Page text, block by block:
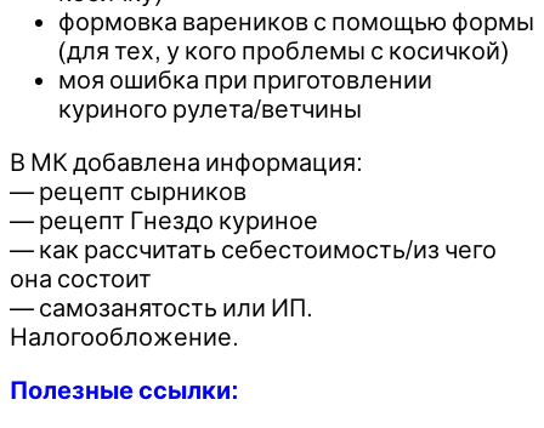
формовка вареников с помощью формы
(для тех, у кого проблемы с косичкой)
моя ошибка при приготовлении
куриного рулета/ветчины
В МК добавлена информация:
— рецепт сырников
— рецепт Гнездо куриное
— как рассчитать себестоимость/из чего
она состоит
— самозанятость или ИП.
Налогообложение.
Полезные ссылки: